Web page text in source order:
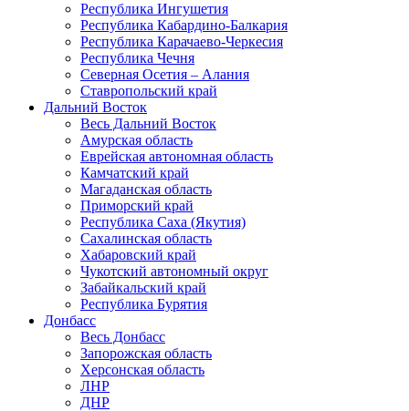
Республика Ингушетия
Республика Кабардино-Балкария
Республика Карачаево-Черкесия
Республика Чечня
Северная Осетия – Алания
Ставропольский край
Дальний Восток
Весь Дальний Восток
Амурская область
Еврейская автономная область
Камчатский край
Магаданская область
Приморский край
Республика Саха (Якутия)
Сахалинская область
Хабаровский край
Чукотский автономный округ
Забайкальский край
Республика Бурятия
Донбасс
Весь Донбасс
Запорожская область
Херсонская область
ЛНР
ДНР